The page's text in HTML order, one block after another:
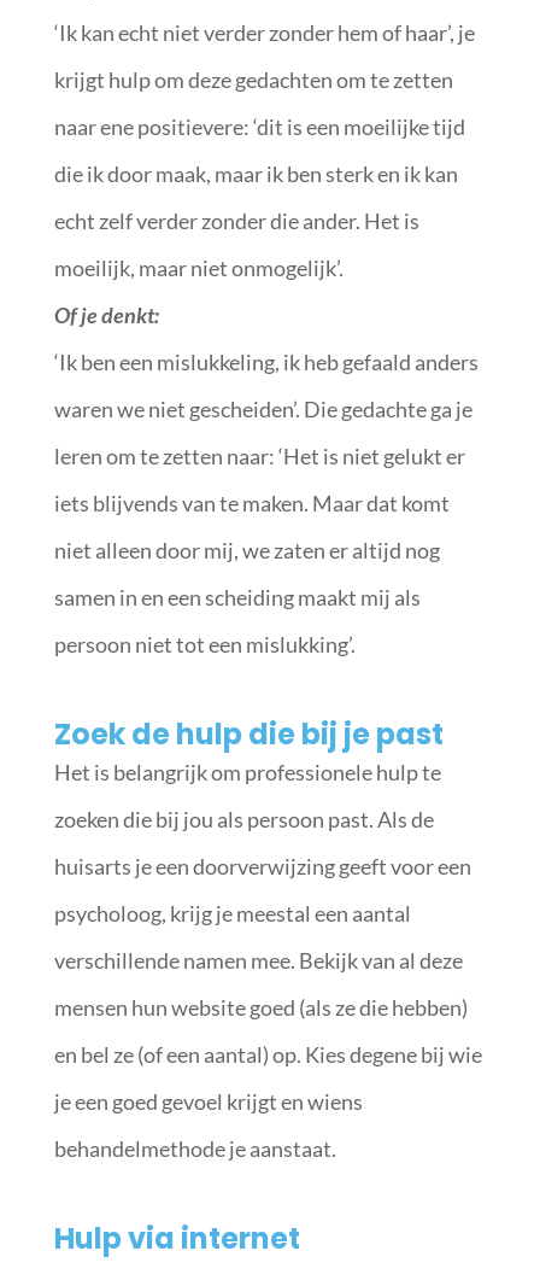
‘Ik kan echt niet verder zonder hem of haar’, je
krijgt hulp om deze gedachten om te zetten
naar ene positievere: ‘dit is een moeilijke tijd
die ik door maak, maar ik ben sterk en ik kan
echt zelf verder zonder die ander. Het is
moeilijk, maar niet onmogelijk’.
Of je denkt:
‘Ik ben een mislukkeling, ik heb gefaald anders
waren we niet gescheiden’. Die gedachte ga je
leren om te zetten naar: ‘Het is niet gelukt er
iets blijvends van te maken. Maar dat komt
niet alleen door mij, we zaten er altijd nog
samen in en een scheiding maakt mij als
persoon niet tot een mislukking’.
Zoek de hulp die bij je past
Het is belangrijk om professionele hulp te
zoeken die bij jou als persoon past. Als de
huisarts je een doorverwijzing geeft voor een
psycholoog, krijg je meestal een aantal
verschillende namen mee. Bekijk van al deze
mensen hun website goed (als ze die hebben)
en bel ze (of een aantal) op. Kies degene bij wie
je een goed gevoel krijgt en wiens
behandelmethode je aanstaat.
Hulp via internet